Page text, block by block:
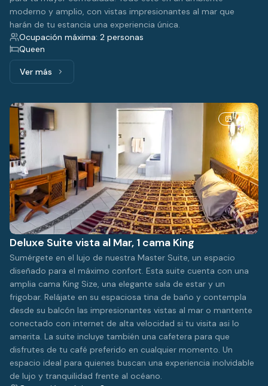
moderno y amplio, con vistas impresionantes al mar que
harán de tu estancia una experiencia única.
Ocupación máxima: 2 personas
Queen
Ver másVer más: Junior Suite vista al Mar, 1 cama Queen
4
Deluxe Suite vista al Mar, 1 cama King
Sumérgete en el lujo de nuestra Master Suite, un espacio
diseñado para el máximo confort. Esta suite cuenta con una
amplia cama King Size, una elegante sala de estar y un
frigobar. Relájate en su espaciosa tina de baño y contempla
desde su balcón las impresionantes vistas al mar o mantente
conectado con internet de alta velocidad si tu visita asi lo
amerita. La suite incluye también una cafetera para que
disfrutes de tu café preferido en cualquier momento. Un
espacio ideal para quienes buscan una experiencia inolvidable
de lujo y tranquilidad frente al océano.